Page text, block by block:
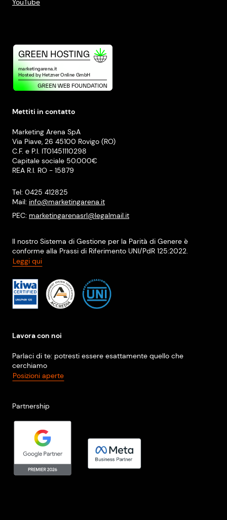
YouTube
Mettiti in contatto
Marketing Arena SpA
Via Piave, 26 45100 Rovigo (RO)
C.F. e P.I. IT01451110298
Capitale sociale 50.000€
REA R.I. RO - 15879
Tel: 0425 412825
Mail: info@marketingarena.it
PEC: marketingarenasrl@legalmail.it
Il nostro Sistema di Gestione per la Parità di Genere è
conforme alla Prassi di Riferimento UNI/PdR 125:2022.
Leggi qui
Lavora con noi
Parlaci di te: potresti essere esattamente quello che
cerchiamo
Posizioni aperte
Partnership